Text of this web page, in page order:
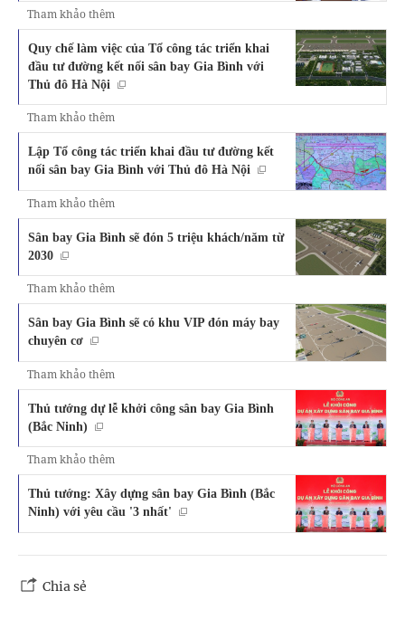
Tham khảo thêm
Quy chế làm việc của Tổ công tác triển khai
đầu tư đường kết nối sân bay Gia Bình với
Thủ đô Hà Nội
Tham khảo thêm
Lập Tổ công tác triển khai đầu tư đường kết
nối sân bay Gia Bình với Thủ đô Hà Nội
Tham khảo thêm
Sân bay Gia Bình sẽ đón 5 triệu khách/năm từ
2030
Tham khảo thêm
Sân bay Gia Bình sẽ có khu VIP đón máy bay
chuyên cơ
Tham khảo thêm
Thủ tướng dự lễ khởi công sân bay Gia Bình
(Bắc Ninh)
Tham khảo thêm
Thủ tướng: Xây dựng sân bay Gia Bình (Bắc
Ninh) với yêu cầu '3 nhất'
Chia sẻ